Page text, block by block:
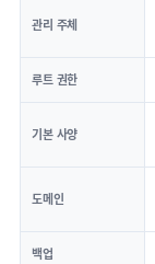
관리 주체
루트 권한
기본 사양
도메인
백업